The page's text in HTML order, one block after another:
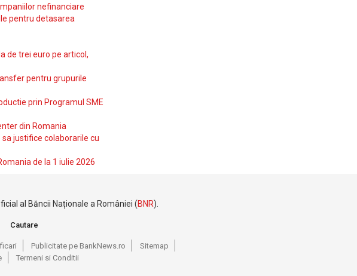
nefinanciare
pentru detasarea
de trei euro pe articol,
pentru grupurile
prin Programul SME
din Romania
justifice colaborarile cu
de la 1 iulie 2026
al Băncii Naționale a României (BNR).
Cautare
Publicitate pe BankNews.ro
Sitemap
Termeni si Conditii